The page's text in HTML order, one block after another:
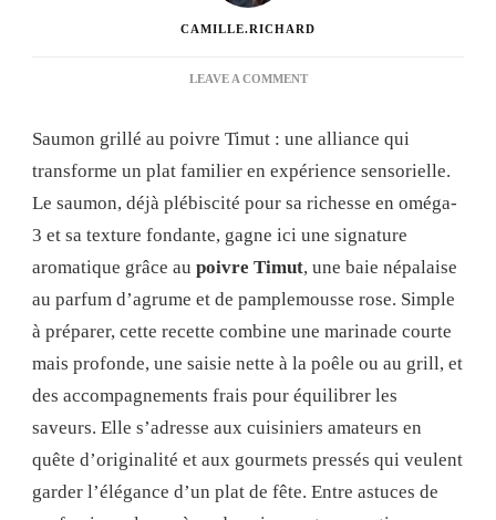
CAMILLE.RICHARD
LEAVE A COMMENTON
AU
POIVRE
:
RECETTE
QUI
RÉVOLUTIONNER
VOS
Saumon grillé au poivre Timut : une alliance qui
transforme un plat familier en expérience sensorielle.
Le saumon, déjà plébiscité pour sa richesse en oméga-
3 et sa texture fondante, gagne ici une signature
aromatique grâce au poivre Timut, une baie népalaise
au parfum d’agrume et de pamplemousse rose. Simple
à préparer, cette recette combine une marinade courte
mais profonde, une saisie nette à la poêle ou au grill, et
des accompagnements frais pour équilibrer les
saveurs. Elle s’adresse aux cuisiniers amateurs en
quête d’originalité et aux gourmets pressés qui veulent
garder l’élégance d’un plat de fête. Entre astuces de